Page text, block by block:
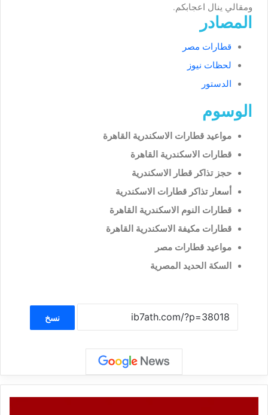
ومقالي ينال اعجابكم.
المصادر
قطارات مصر
لحظات نيوز
الدستور
الوسوم
مواعيد قطارات الاسكندرية القاهرة
قطارات الاسكندرية القاهرة
حجز تذاكر قطار الاسكندرية
أسعار تذاكر قطارات الاسكندرية
قطارات النوم الاسكندرية القاهرة
قطارات مكيفة الاسكندرية القاهرة
مواعيد قطارات مصر
السكة الحديد المصرية
نسخ